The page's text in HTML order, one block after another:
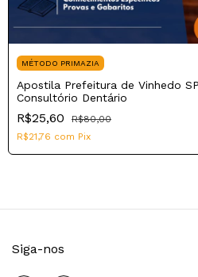
MÉTODO PRIMAZIA
Apostila Prefeitura de Vinhedo
Consultório Dentário
R$25,60
R$80,00
R$21,76 com Pix
Siga-nos